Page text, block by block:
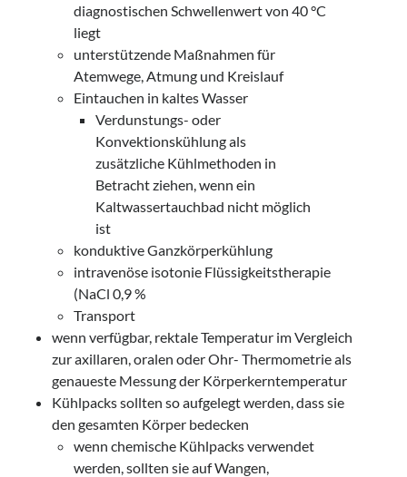
diagnostischen Schwellenwert von 40 °C
liegt
unterstützende Maßnahmen für
Atemwege, Atmung und Kreislauf
Eintauchen in kaltes Wasser
Verdunstungs- oder
Konvektionskühlung als
zusätzliche Kühlmethoden in
Betracht ziehen, wenn ein
Kaltwassertauchbad nicht möglich
ist
konduktive Ganzkörperkühlung
intravenöse isotonie Flüssigkeitstherapie
(NaCl 0,9 %
Transport
wenn verfügbar, rektale Temperatur im Vergleich
zur axillaren, oralen oder Ohr- Thermometrie als
genaueste Messung der Körperkerntemperatur
Kühlpacks sollten so aufgelegt werden, dass sie
den gesamten Körper bedecken
wenn chemische Kühlpacks verwendet
werden, sollten sie auf Wangen,